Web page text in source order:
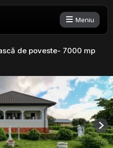
Meniu
de poveste- 7000 mp